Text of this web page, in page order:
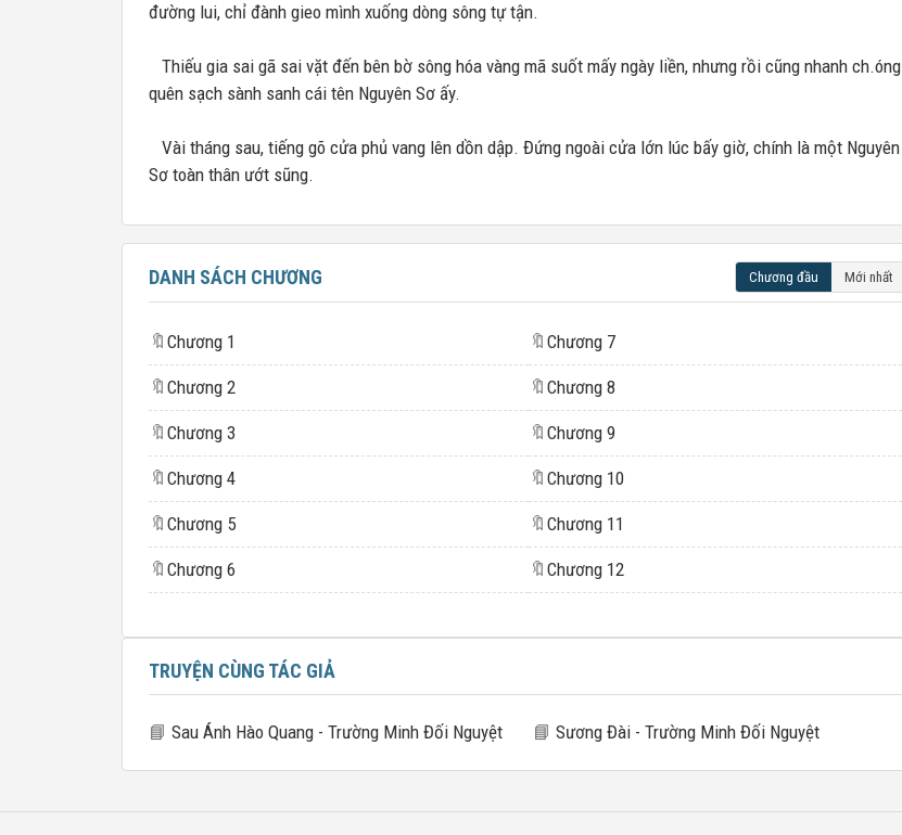
đường lui, chỉ đành gieo mình xuống dòng sông tự tận.
Thiếu gia sai gã sai vặt đến bên bờ sông hóa vàng mã suốt mấy ngày liền, nhưng rồi cũng nhanh ch.óng
quên sạch sành sanh cái tên Nguyên Sơ ấy.
Vài tháng sau, tiếng gõ cửa phủ vang lên dồn dập. Đứng ngoài cửa lớn lúc bấy giờ, chính là một Nguyên
Sơ toàn thân ướt sũng.
DANH SÁCH CHƯƠNG Chương đầu Mới nhất
🔖 Chương 1
🔖 Chương 2
🔖 Chương 3
🔖 Chương 4
🔖 Chương 5
🔖 Chương 6
🔖 Chương 7
🔖 Chương 8
🔖 Chương 9
🔖 Chương 10
🔖 Chương 11
🔖 Chương 12
TRUYỆN CÙNG TÁC GIẢ
📘 Sau Ánh Hào Quang - Trường Minh Đối Nguyệt 📘 Sương Đài - Trường Minh Đối Nguyệt